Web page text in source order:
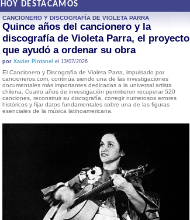
HOY DESTACAMOS
CANCIONERO Y DISCOGRAFÍA DE VIOLETA PARRA
Quince años del cancionero y la
discografía de Violeta Parra, el proyecto
que ayudó a ordenar su obra
por Xavier Pintanel el 13/07/2026
El Cancionero y Discografía de Violeta Parra, impulsado por
cancioneros.com, continúa siendo una de las investigaciones
documentales más importantes dedicadas a la universal artista
chilena. Cuatro años de investigación permitieron recuperar 520
canciones, reconstruir su discografía, corregir numerosos errores
históricos y fijar datos fundamentales sobre una de las figuras
esenciales de la música latinoamericana.